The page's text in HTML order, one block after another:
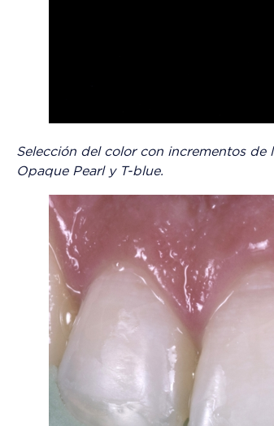
Selección del color con incrementos de
Opaque Pearl y T-blue.